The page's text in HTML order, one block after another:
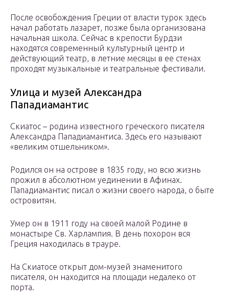
После освобождения Греции от власти турок здесь
начал работать лазарет, позже была организована
начальная школа. Сейчас в крепости Бурдзи
находятся современный культурный центр и
действующий театр, в летние месяцы в ее стенах
проходят музыкальные и театральные фестивали.
Улица и музей Александра
Пападиамантис
Скиатос – родина известного греческого писателя
Александра Пападиамантиса. Здесь его называют
«великим отшельником».
Родился он на острове в 1835 году, но всю жизнь
прожил в абсолютном уединении в Афинах.
Пападиамантис писал о жизни своего народа, о быте
островитян.
Умер он в 1911 году на своей малой Родине в
монастыре Св. Харлампия. В день похорон вся
Греция находилась в трауре.
На Скиатосе открыт дом-музей знаменитого
писателя, он находится на площади недалеко от
порта.